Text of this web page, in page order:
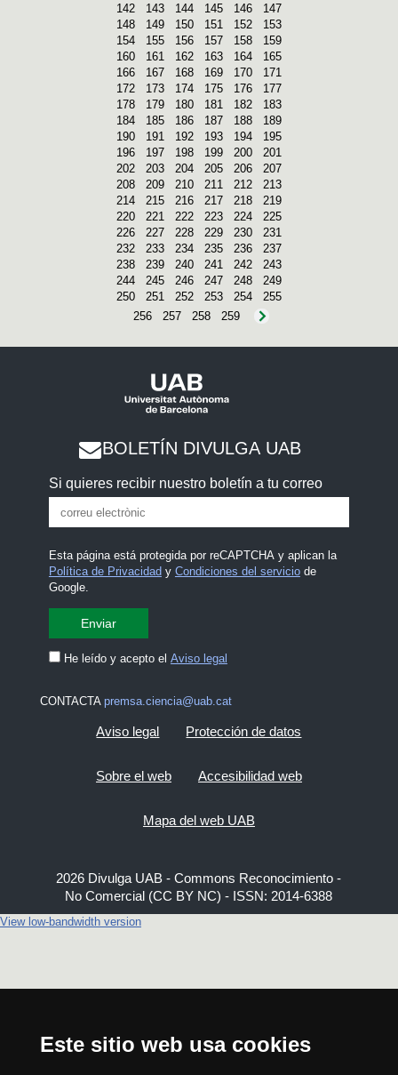
Este sitio web usa cookies
142
143 144 145 146
147
148
149 150 151 152
153
154
155 156 157 158
159
160
161 162 163 164
165
166
167 168 169 170
171
172
173 174 175 176
177
178
179 180 181 182
183
184
185 186 187 188
189
190
191 192 193 194
195
196
197 198 199 200
201
202
203 204 205 206
207
208
209 210 211 212
213
214
215 216 217 218
219
220
221 222 223 224
225
226
227 228 229 230
231
232
233 234 235 236
237
238
239 240 241 242
243
244
245 246 247 248
249
250
251 252 253 254
255
256
257 258 259
BOLETÍN DIVULGA UAB
Si quieres recibir nuestro boletín a tu correo
Esta página está protegida por reCAPTCHA y aplican la
Política de Privacidad y Condiciones del serviciode
Google.
He leído y acepto el Aviso legal
CONTACTA premsa.ciencia@uab.cat
Aviso legal Protección de datos
Sobre el web Accesibilidad web
Mapa del web UAB
2026 Divulga UAB - Commons Reconocimiento -
No Comercial (CC BY NC) - ISSN: 2014-6388
View low-bandwidth version